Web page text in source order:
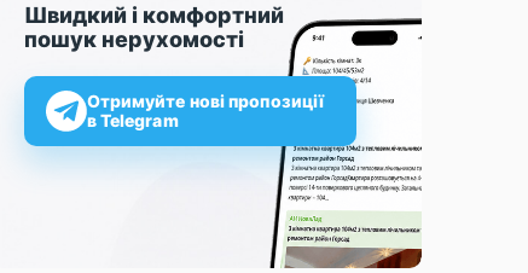
Швидкий і комфортний
пошук нерухомості
Отримуйте нові пропозиції
в Telegram